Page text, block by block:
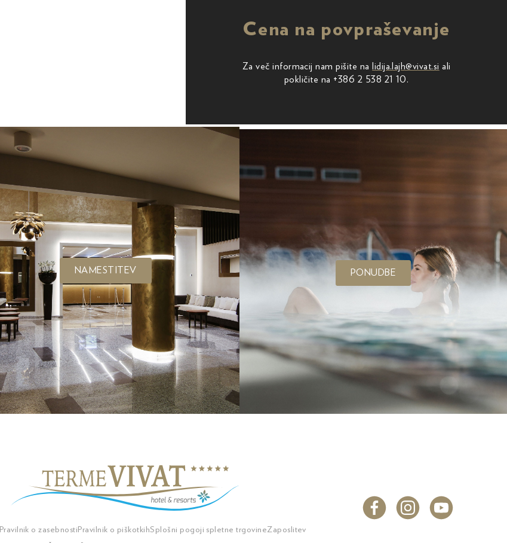
Cena na povpraševanje
Za več informacij nam pišite na lidija.lajh@vivat.si ali
pokličite na +386 2 538 21 10.
NAMESTITEV PONUDBE
Pravilnik o zasebnosti Pravilnik o piškotkihSplošni pogoji spletne trgovineZaposlitev